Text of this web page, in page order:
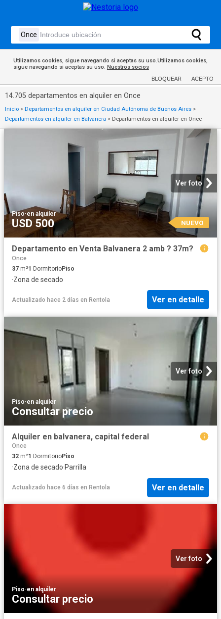
Utilizamos cookies, sigue navegando si aceptas su uso.Utilizamos cookies,
sigue navegando si aceptas su uso. Nuestros socios
BLOQUEAR ACEPTO
14.705 departamentos en alquiler en Once
Inicio > Departamentos en alquiler en Ciudad Autónoma de Buenos Aires >
Departamentos en alquiler en Balvanera > Departamentos en alquiler en Once
Ver foto
Piso·en alquiler
USD 500 NUEVO
Departamento en Venta Balvanera 2 amb ? 37m?
Once
37 m²1 DormitorioPiso
·Zona de secado
Actualizado hace 2 días en Rentola Ver en detalle
Ver foto
Piso·en alquiler
Consultar precio
Alquiler en balvanera, capital federal
Once
32 m²1 DormitorioPiso
·Zona de secado·Parrilla
Actualizado hace 6 días en Rentola Ver en detalle
Ver foto
Piso·en alquiler
Consultar precio